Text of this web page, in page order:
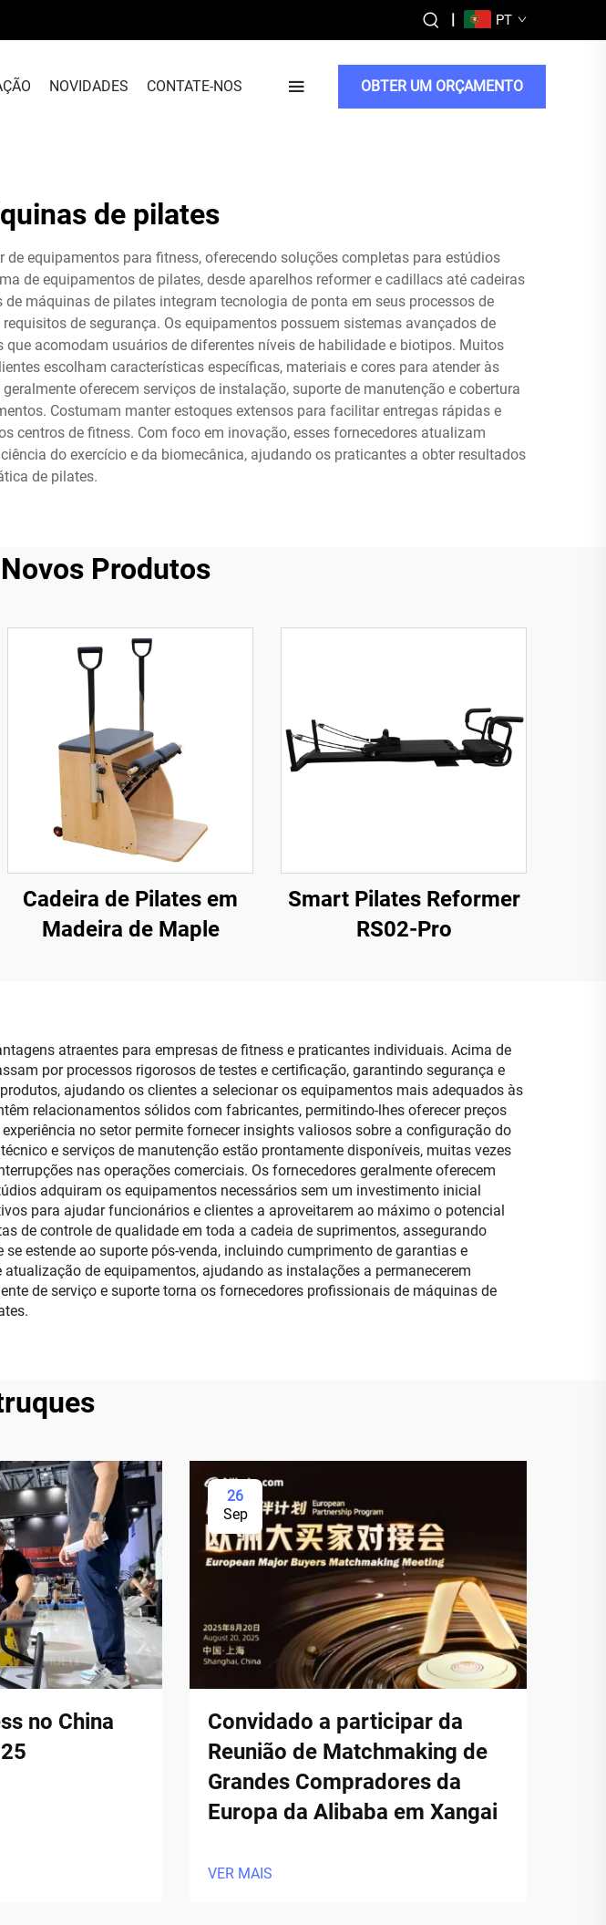
| PT
NOVIDADES CONTATE-NOS OBTER UM ORÇAMENTO
de pilates
equipamentos para fitness, oferecendo soluções completas para estúdios
de equipamentos de pilates, desde aparelhos reformer e cadillacs até cadeiras
máquinas de pilates integram tecnologia de ponta em seus processos de
de segurança. Os equipamentos possuem sistemas avançados de
acomodam usuários de diferentes níveis de habilidade e biotipos. Muitos
escolham características específicas, materiais e cores para atender às
oferecem serviços de instalação, suporte de manutenção e cobertura
Costumam manter estoques extensos para facilitar entregas rápidas e
centros de fitness. Com foco em inovação, esses fornecedores atualizam
do exercício e da biomecânica, ajudando os praticantes a obter resultados
de pilates.
Produtos
Cadeira de Pilates em
Madeira de Maple
Smart Pilates Reformer
RS02-Pro
atraentes para empresas de fitness e praticantes individuais. Acima de
por processos rigorosos de testes e certificação, garantindo segurança e
ajudando os clientes a selecionar os equipamentos mais adequados às
relacionamentos sólidos com fabricantes, permitindo-lhes oferecer preços
no setor permite fornecer insights valiosos sobre a configuração do
e serviços de manutenção estão prontamente disponíveis, muitas vezes
nas operações comerciais. Os fornecedores geralmente oferecem
adquiram os equipamentos necessários sem um investimento inicial
para ajudar funcionários e clientes a aproveitarem ao máximo o potencial
de controle de qualidade em toda a cadeia de suprimentos, assegurando
estende ao suporte pós-venda, incluindo cumprimento de garantias e
de equipamentos, ajudando as instalações a permanecerem
de serviço e suporte torna os fornecedores profissionais de máquinas de
no China
26
Sep
Convidado a participar da
Reunião de Matchmaking de
Grandes Compradores da
Europa da Alibaba em Xangai
VER MAIS